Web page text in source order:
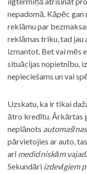
nepadomā. Kāpēc
reklāmu par
reklāmas triku, tad jau
izmantot. Bet vai mēs
situācijas nopietnību,
nepieciešams un vai
Uzskatu, ka ir tikai
ātro kredītu. Ārkārtas
neplānots
pārvietojies ar auto,
arīmedicīniskām
Sekundāri izdevīgiem